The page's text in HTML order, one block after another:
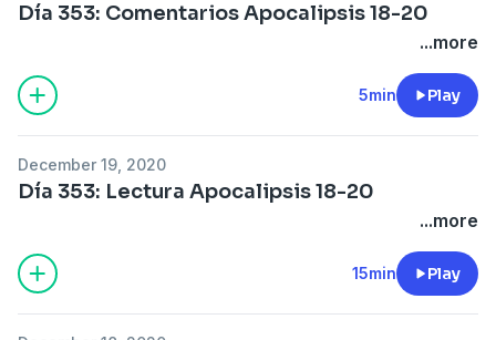
Día 353: Comentarios Apocalipsis 18-20
...more
5min Play
December 19, 2020
Día 353: Lectura Apocalipsis 18-20
...more
15min Play